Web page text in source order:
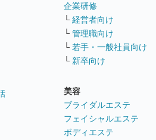
企業研修
└ 経営者向け
└ 管理職向け
└ 若手・一般社員向け
└ 新卒向け
美容
ブライダルエステ
フェイシャルエステ
ボディエステ